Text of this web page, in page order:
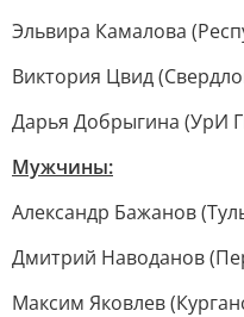
Эльвира Камалова
Виктория Цвид
Дарья Добрыгина (УрИ
Мужчины:
Александр Бажанов
Дмитрий Наводанов
Максим Яковлев